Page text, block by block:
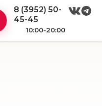
8 (3952) 50-
45-45
10:00-20:00